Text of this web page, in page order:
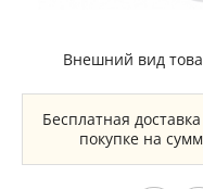
Внешний вид
Бесплатная
покупке на